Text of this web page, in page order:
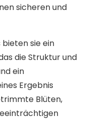
sicheren und
sie ein
die Struktur und
ein
Ergebnis
Blüten,